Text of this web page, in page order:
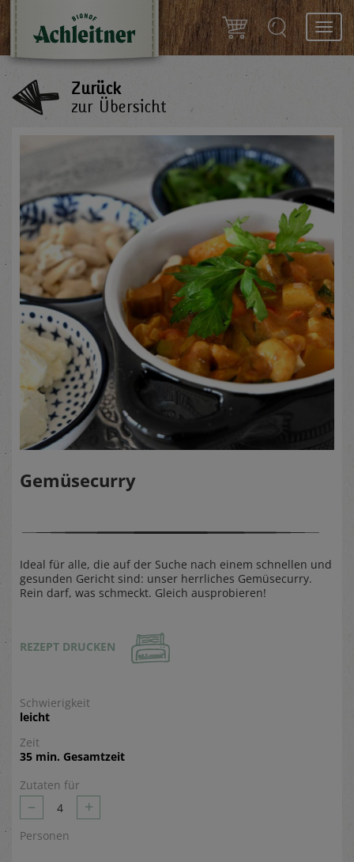
Zurück
zur Übersicht
Gemüsecurry
Ideal für alle, die auf der Suche nach einem schnellen und
gesunden Gericht sind: unser herrliches Gemüsecurry.
Rein darf, was schmeckt. Gleich ausprobieren!
REZEPT DRUCKEN
Schwierigkeit
leicht
Zeit
35 min. Gesamtzeit
Zutaten für
– 4 +
Personen